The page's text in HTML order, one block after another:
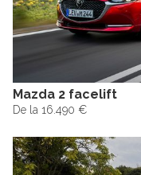
Mazda 2 facelift
De la 16.490 €